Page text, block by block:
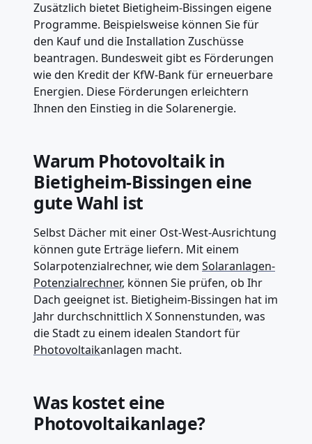
Zusätzlich bietet Bietigheim-Bissingen eigene
Programme. Beispielsweise können Sie für
den Kauf und die Installation Zuschüsse
beantragen. Bundesweit gibt es Förderungen
wie den Kredit der KfW-Bank für erneuerbare
Energien. Diese Förderungen erleichtern
Ihnen den Einstieg in die Solarenergie.
Warum Photovoltaik in
Bietigheim-Bissingen eine
gute Wahl ist
Selbst Dächer mit einer Ost-West-Ausrichtung
können gute Erträge liefern. Mit einem
Solarpotenzialrechner, wie dem Solaranlagen-
Potenzialrechner, können Sie prüfen, ob Ihr
Dach geeignet ist. Bietigheim-Bissingen hat im
Jahr durchschnittlich X Sonnenstunden, was
die Stadt zu einem idealen Standort für
Photovoltaikanlagen macht.
Was kostet eine
Photovoltaikanlage?